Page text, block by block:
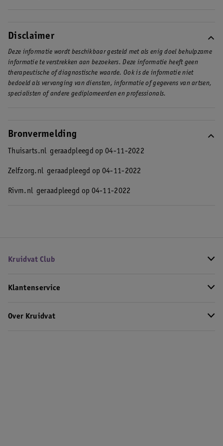
bijvoorbeeld aan hoesten, niezen of dichtbij iemand praten. Heb
je de vijfde ziekte? Dan kun je andere mensen al besmetten vanaf
één week voordat je last krijgt van symptomen.
Disclaimer
Deze informatie wordt beschikbaar gesteld met als enig doel behulpzame
informatie te verstrekken aan bezoekers. Deze informatie heeft geen
therapeutische of diagnostische waarde. Ook is de informatie niet
bedoeld als vervanging van diensten, informatie of gegevens van artsen,
specialisten of andere gediplomeerden en professionals.
Bronvermelding
Thuisarts.nl geraadpleegd op 04-11-2022
Zelfzorg.nl geraadpleegd op 04-11-2022
Rivm.nl geraadpleegd op 04-11-2022
Kruidvat Club
Klantenservice
Over Kruidvat